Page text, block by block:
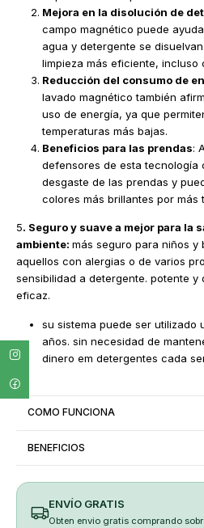
Mejora en la disolución de
campo magnético puede
agua y detergente se
limpieza más eficiente, incluso
Reducción del consumo de
lavado magnético también
uso de energía, ya que
temperaturas más bajas.
Beneficios para las prendas:
defensores de esta tecnología
desgaste de las prendas y
colores más brillantes por más
5. Seguro y suave a mejor para la
ambiente: más seguro para niños y
aquellos con alergias o de varios
sensibilidad a detergente. potente y
eficaz.
su sistema puede ser utilizado
años. sin necesidad de
dinero em detergentes cada
COMO FUNCIONA
BENEFICIOS
ENVÍO GRATIS
Obten envio gratis comprando